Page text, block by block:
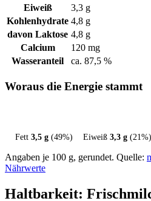
Eiweiß
3,3 g
Kohlenhydrate 4,8 g
davon Laktose 4,8 g
Calcium
120 mg
Wasseranteil
ca. 87,5 %
Woraus die Energie stammt
Fett 3,5 g (49%) Eiweiß 3,3 g (21%)
Angaben je 100 g, gerundet. Quelle:
Nährwerte
Haltbarkeit: